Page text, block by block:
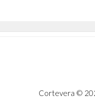
Cortevera ©